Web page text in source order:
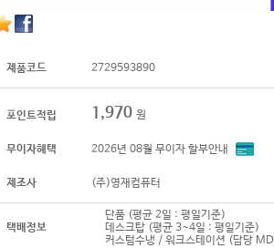
제품코드 2729593890
포인트적립 1,970 원
무이자혜택 2026년 08월 무이자 할부안내
제조사 (주)영재컴퓨터
택배정보
단품 (평균 2일 : 평일기준)
데스크탑 (평균 3~4일 : 평일기준)
커스텀수냉 / 워크스테이션 (담당